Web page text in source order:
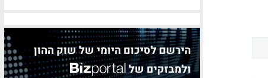
הירשם לסיכום היומי של שוק ההון
ולמבזקים של